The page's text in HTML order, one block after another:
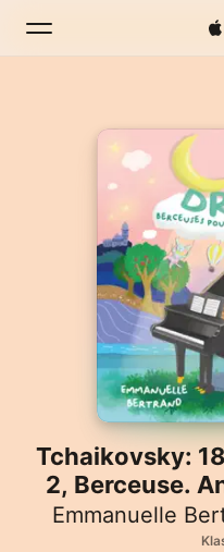
Startseite
Radio
Apple
Tchaikovsky:
2, Berceuse.
Flat
Emmanuelle